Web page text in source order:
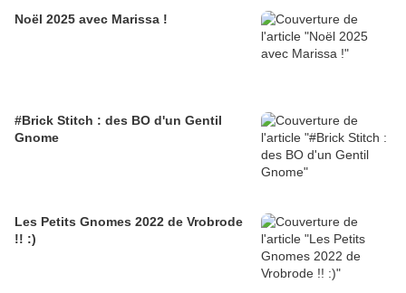
Noël 2025 avec Marissa !
#Brick Stitch : des BO d'un Gentil
Gnome
Les Petits Gnomes 2022 de Vrobrode
!! :)